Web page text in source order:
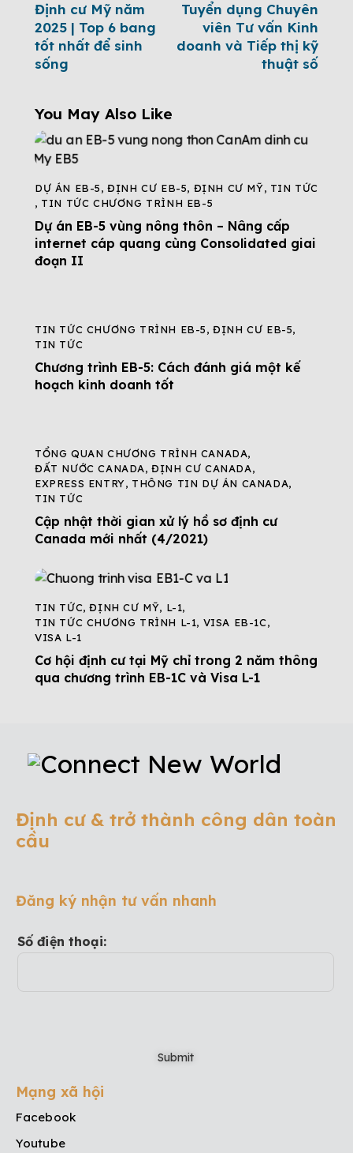
Định cư Mỹ năm
2025 | Top 6 bang
tốt nhất để sinh
sống
Tuyển dụng Chuyên
viên Tư vấn Kinh
doanh và Tiếp thị kỹ
thuật số
You May Also Like
DỰ ÁN EB-5,ĐỊNH CƯ EB-5, ĐỊNH CƯ MỸ, TIN TỨC
, TIN TỨC CHƯƠNG TRÌNH EB-5
Dự án EB-5 vùng nông thôn – Nâng cấp
internet cáp quang cùng Consolidated giai
đoạn II
TIN TỨC CHƯƠNG TRÌNH EB-5,ĐỊNH CƯ EB-5,
TIN TỨC
Chương trình EB-5: Cách đánh giá một kế
hoạch kinh doanh tốt
TỔNG QUAN CHƯƠNG TRÌNH CANADA,
ĐẤT NƯỚC CANADA,ĐỊNH CƯ CANADA,
EXPRESS ENTRY, THÔNG TIN DỰ ÁN CANADA,
TIN TỨC
Cập nhật thời gian xử lý hồ sơ định cư
Canada mới nhất (4/2021)
TIN TỨC,ĐỊNH CƯ MỸ, L-1,
TIN TỨC CHƯƠNG TRÌNH L-1, VISA EB-1C,
VISA L-1
Cơ hội định cư tại Mỹ chỉ trong 2 năm thông
qua chương trình EB-1C và Visa L-1
Định cư & trở thành công dân toàn
cầu
Đăng ký nhận tư vấn nhanh
Số điện thoại:
Mạng xã hội
Facebook
Youtube